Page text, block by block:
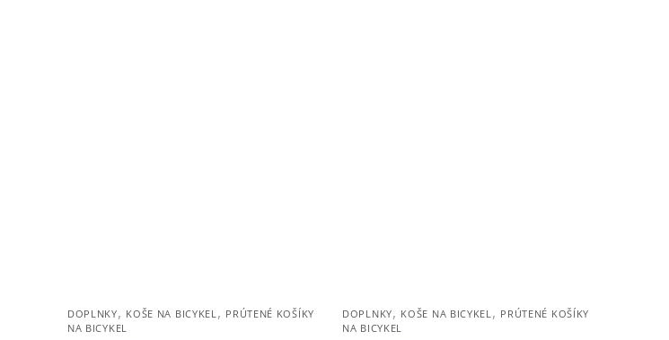
DOPLNKY, KOŠE NA BICYKEL , PRÚTENÉ KOŠÍKY
NA BICYKEL
DOPLNKY, KOŠE NA BICYKEL , PRÚTENÉ KOŠÍKY
NA BICYKEL